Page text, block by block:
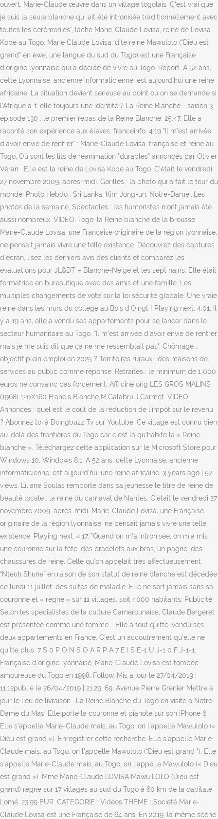
ouvert. Marie-Claude œuvre dans un village togolais. C'est vrai que
je suis la seule blanche qui ait été intronisée traditionnellement avec
toutes les cérémonies", lâche Marie-Claude Lovisa, reine de Lovisa
Kopé au Togo. Marie Claude Lovisa, dite reine Mawulolo ("Dieu est
grand" en éwé, une langue du sud du Togo) est une Française
d'origine lyonnaise qui a décidé de vivre au Togo. Report. A 52 ans,
cette Lyonnaise, ancienne informaticienne, est aujourd’hui une reine
africaine. La situation devient sérieuse au point où on se demande si
l’Afrique a-t-elle toujours une identité ? La Reine Blanche - saison 3 -
épisode 130 : le premier repas de la Reine Blanche. 25:47. Elle a
raconté son expérience aux élèves. franceinfo. 4:19 "Il m'est arrivée
d'avoir envie de rentrer" : Marie-Claude Lovisa, française et reine au
Togo. Où sont les lits de réanimation "durables" annoncés par Olivier
Véran . Elle est la reine de Lovisa Kopé au Togo. C’était le vendredi
27 novembre 2009, après-midi. Gorilles : la photo qui a fait le tour du
monde, Photo Hebdo : Sri Lanka, Kim Jong-un, Notre-Dame...Les
photos de la semaine, Spectacles : les humoristes n'ont jamais été
aussi nombreux, VIDEO. Togo: la Reine blanche de la brousse.
Marie-Claude Lovisa, une Française originaire de la région lyonnaise,
ne pensait jamais vivre une telle existence. Découvrez des captures
d’écran, lisez les derniers avis des clients et comparez les
évaluations pour JL&DT – Blanche-Neige et les sept nains. Elle était
formatrice en bureautique avec des amis et une famille. Les
multiples changements de vote sur la loi sécurité globale. Une vraie
reine dans les murs du collège au Bois d’Oingt ! Playing next. 4:01. Il
y a 19 ans, elle a vendu ses appartements pour se lancer dans le
secteur humanitaire au Togo. "Il m'est arrivée d'avoir envie de rentrer
mais je me suis dit que ça ne me ressemblait pas". Chômage :
objectif plein emploi en 2025 ? Territoires ruraux : des maisons de
services au public comme réponse, Retraites : le minimum de 1 000
euros ne convainc pas forcément. Affi ciné orig LES GROS MALINS
(1968) 120X160 Francis Blanche M.Galabru J.Carmet. VIDEO.
Annonces : quel est le coût de la réduction de l'impôt sur le revenu
? Abonnez toi à Doingbuzz Tv sur Youtube. Ce village est connu bien
au-delà des frontières du Togo car c’est là qu’habite la « Reine
blanche ». Téléchargez cette application sur le Microsoft Store pour
Windows 10, Windows 8.1. A 52 ans, cette Lyonnaise, ancienne
informaticienne, est aujourd’hui une reine africaine. 3 years ago | 57
views. Liliane Soulas remporte dans sa jeunesse le titre de reine de
beauté locale : la reine du carnaval de Nantes. C’était le vendredi 27
novembre 2009, après-midi. Marie-Claude Lovisa, une Française
originaire de la région lyonnaise, ne pensait jamais vivre une telle
existence. Playing next. 4:17. "Quand on m'a intronisée, on m'a mis
une couronne sur la tête, des bracelets aux bras, un pagne, des
chaussures de reine. Celle qu’on appelait très affectueusement
“Nteuh Shune” en raison de son statut de reine blanche est décédée
ce lundi 11 juillet, des suites de maladie. Elle ne sort jamais sans sa
couronne et « règne » sur 11 villages, soit 4000 habitants. Publicité
Selon les spécialistes de la culture Camerounaise, Claude Bergeret
est présentée comme une femme … Elle a tout quitté, vendu ses
deux appartements en France. C'est un accoutrement qu'elle ne
quitte plus. 7 S 0 P O N S O A R P A 7 E I S É-1 U J-1 0 F J-1-1.
Française d’origine lyonnaise, Marie-Claude Lovisa est tombée
amoureuse du Togo en 1998. Follow. Mis à jour le 27/04/2019 |
11:12publié le 26/04/2019 | 21:29. 69, Avenue Pierre Grenier Mettre à
jour le lieu de livraison . La Reine Blanche du Togo en visite à Notre-
Dame du Mas. Elle porte la couronne et pianote sur son iPhone 6.
Elle s’appelle Marie-Claude mais, au Togo, on l’appelle Mawulolo («
Dieu est grand »). Enregistrer cette recherche. Elle s'appelle Marie-
Claude mais, au Togo, on l'appelle Mawulolo ("Dieu est grand "). Elle
s’appelle Marie-Claude mais, au Togo, on l’appelle Mawulolo (« Dieu
est grand »). Mme Marie-Claude LOVISA Mawu LOLO (Dieu est
grand) règne sur 17 villages au sud du Togo à 60 km de la capitale
Lomé. 23,99 EUR. CATEGORIE : Vidéos THEME : Société Marie-
Claude Lovisa est une Française de 64 ans. En 2019, la même scène